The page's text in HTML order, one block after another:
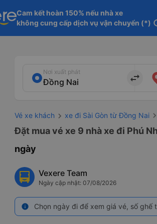
Cam kết hoàn 150% nếu nhà xe
không cung cấp dịch vụ vận chuyển (*)
Nơi xuất phát
import_export
Vé xe khách xe đi Sài Gòn từ Đồng Nai
Đặt mua vé xe 9 nhà xe đi Phú
ngày
Vexere Team
Ngày cập nhật: 07/08/2026
info Chọn ngày đi để xem giá vé, số